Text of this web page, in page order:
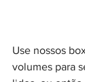
Use nossos
volumes para